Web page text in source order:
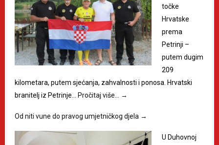
točke
Hrvatske
prema
Petrinji –
putem dugim
209
kilometara, putem sjećanja, zahvalnosti i ponosa. Hrvatski
branitelj iz Petrinje… Pročitaj više… →
Od niti vune do pravog umjetničkog djela →
U Duhovnoj